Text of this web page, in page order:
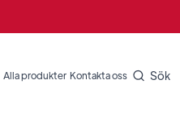
Alla produkter Kontakta oss Sök